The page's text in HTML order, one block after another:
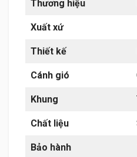
Thương hiệu
Xuất xứ
Thiết kế
Cánh gió
Khung
Chất liệu
Bảo hành